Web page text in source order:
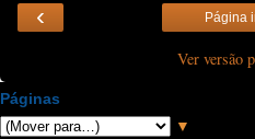
‹ Página
Ver versão
Páginas
▼